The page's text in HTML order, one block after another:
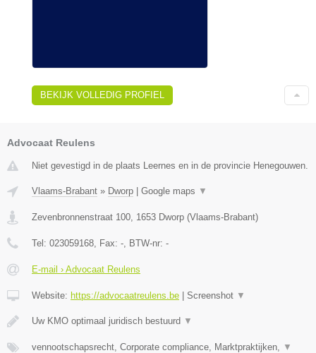
BEKIJK VOLLEDIG PROFIEL
Advocaat Reulens
Niet gevestigd in de plaats Leernes en in de provincie Henegouwen.
Vlaams-Brabant » Dworp Google maps ▼
Zevenbronnenstraat 100 1653 Dworp (Vlaams-Brabant)
Tel: 023059168 , Fax: - , BTW-nr: -
E-mail › Advocaat Reulens
Website: https://advocaatreulens.be Screenshot ▼
Uw KMO optimaal juridisch bestuurd ▼
vennootschapsrecht, Corporate compliance, Marktpraktijken, ▼